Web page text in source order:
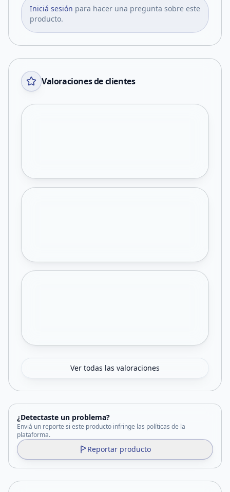
Iniciá sesión para hacer una pregunta sobre este
producto.
Valoraciones de clientes
Ver todas las valoraciones
¿Detectaste un problema?
Enviá un reporte si este producto infringe las políticas de la
plataforma.
Reportar producto